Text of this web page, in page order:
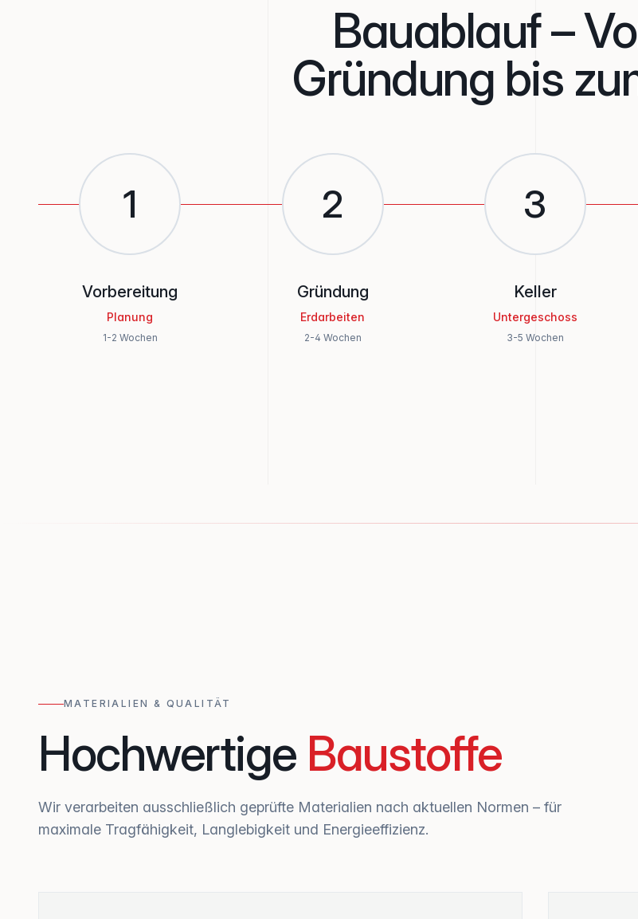
Bauablauf –
Gründung bis
1
Vorbereitung
Planung
1-2 Wochen
2
Gründung
Erdarbeiten
2-4 Wochen
3
Keller
Untergeschoss
3-5 Wochen
MATERIALIEN & QUALITÄT
Hochwertige Baustoffe
Wir verarbeiten ausschließlich geprüfte Materialien nach aktuellen Normen – für
maximale Tragfähigkeit, Langlebigkeit und Energieeffizienz.